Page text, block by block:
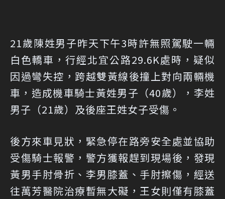
21歲陳姓男子昨天下午3時許無照駕駛一輛
白色轎車，行經北宜公路29.6K處時，疑似
因過彎失控，跨越雙黃線後撞上對向兩輛機
車，造成機車騎士黃姓男子（40歲），李姓
男子（21歲）及後座王姓女子受傷。
後方來車見狀，緊急停在路旁安全處並協助
受傷騎士報警，警方獲報趕到現場後，發現
黃男手肘骨折、李男膝蓋、手肘擦傷，經送
往萬芳醫院治療暫無大礙，王女則僅有膝蓋